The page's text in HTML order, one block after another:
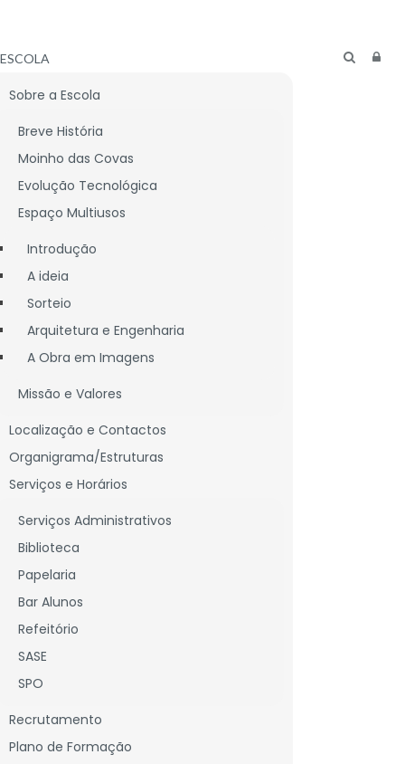
ESCOLA
Sobre a Escola
Breve História
Moinho das Covas
Evolução Tecnológica
Espaço Multiusos
Introdução
A ideia
Sorteio
Arquitetura e Engenharia
A Obra em Imagens
Missão e Valores
Localização e Contactos
Organigrama/Estruturas
Serviços e Horários
Serviços Administrativos
Biblioteca
Papelaria
Bar Alunos
Refeitório
SASE
SPO
Recrutamento
Plano de Formação
LIGAÇÕES ÚTEIS